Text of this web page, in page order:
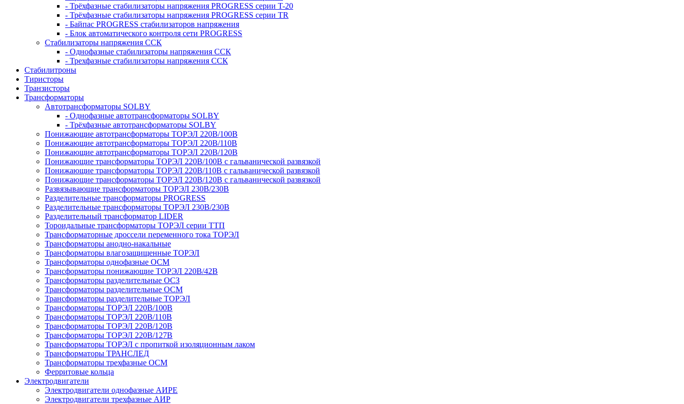
- Трёхфазные стабилизаторы напряжения PROGRESS серии T-20
- Трёхфазные стабилизаторы напряжения PROGRESS серии TR
- Байпас PROGRESS стабилизаторов напряжения
- Блок автоматического контроля сети PROGRESS
Стабилизаторы напряжения ССК
- Однофазные стабилизаторы напряжения ССК
- Трехфазные стабилизаторы напряжения ССК
Стабилитроны
Тиристоры
Транзисторы
Трансформаторы
Автотрансформаторы SOLBY
- Однофазные автотрансформаторы SOLBY
- Трёхфазные автотрансформаторы SOLBY
Понижающие автотрансформаторы ТОРЭЛ 220В/100В
Понижающие автотрансформаторы ТОРЭЛ 220В/110В
Понижающие автотрансформаторы ТОРЭЛ 220В/120В
Понижающие трансформаторы ТОРЭЛ 220В/100В с гальванической развязкой
Понижающие трансформаторы ТОРЭЛ 220В/110В с гальванической развязкой
Понижающие трансформаторы ТОРЭЛ 220В/120В с гальванической развязкой
Развязывающие трансформаторы ТОРЭЛ 230В/230В
Разделительные трансформаторы PROGRESS
Разделительные трансформаторы ТОРЭЛ 230В/230В
Разделительный трансформатор LIDER
Тороидальные трансформаторы ТОРЭЛ серии ТТП
Трансформаторные дроссели переменного тока ТОРЭЛ
Трансформаторы анодно-накальные
Трансформаторы влагозащищенные ТОРЭЛ
Трансформаторы однофазные ОСМ
Трансформаторы понижающие ТОРЭЛ 220В/42В
Трансформаторы разделительные ОСЗ
Трансформаторы разделительные ОСМ
Трансформаторы разделительные ТОРЭЛ
Трансформаторы ТОРЭЛ 220В/100В
Трансформаторы ТОРЭЛ 220В/110В
Трансформаторы ТОРЭЛ 220В/120В
Трансформаторы ТОРЭЛ 220В/127В
Трансформаторы ТОРЭЛ с пропиткой изоляционным лаком
Трансформаторы ТРАНСЛЕД
Трансформаторы трехфазные ОСМ
Ферритовые кольца
Электродвигатели
Электродвигатели однофазные АИРЕ
Электродвигатели трехфазные АИР